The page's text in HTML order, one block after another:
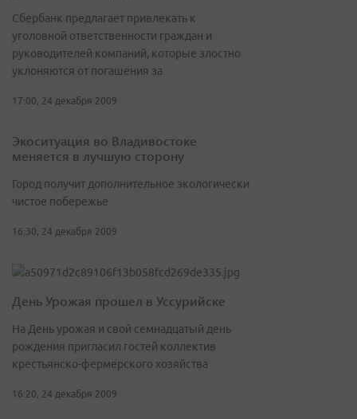
Сбербанк предлагает привлекать к
уголовной ответственности граждан и
руководителей компаний, которые злостно
уклоняются от погашения за
17:00, 24 декабря 2009
Экоситуация во Владивостоке
меняется в лучшую сторону
Город получит дополнительное экологически
чистое побережье
16:30, 24 декабря 2009
День Урожая прошел в Уссурийске
На День урожая и свой семнадцатый день
рождения пригласил гостей коллектив
крестьянско-фермерского хозяйства
16:20, 24 декабря 2009